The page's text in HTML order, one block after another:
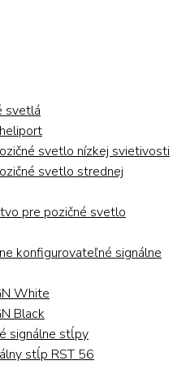
svetlá
svetlo nízkej svietivosti
svetlo strednej
pre pozičné svetlo
konfigurovateľné signálne
White
Black
signálne stĺpy
stĺp RST 56